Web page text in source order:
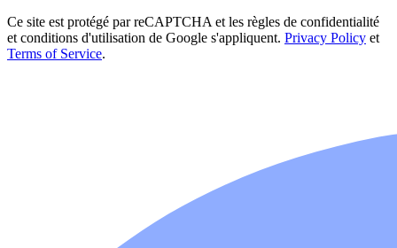
Ce site est protégé par reCAPTCHA et les règles de confidentialité
et conditions d'utilisation de Google s'appliquent. Privacy Policy et
Terms of Service.